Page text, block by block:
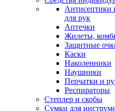
Антисептики
для рук
Аптечки
Жилеты,
Защитные
Каски
Наколенники
Наушники
Перчатки и
Респираторы
Степлер и скобы
Сумки для